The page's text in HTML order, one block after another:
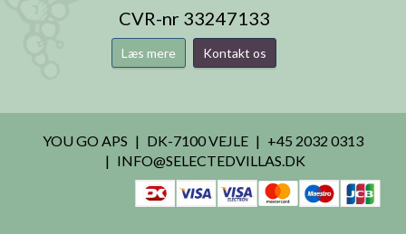
CVR-nr 33247133
Læs mere Kontakt os
YOU GO APS DK-7100 VEJLE
+45 2032 0313
INFO@SELECTEDVILLAS.DK